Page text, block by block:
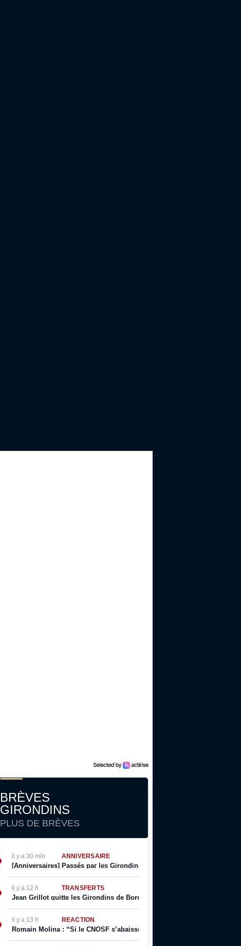
BRÈVES
GIRONDINS
PLUS DE BRÈVES
il y a 30 min ANNIVERSAIRE
[Anniversaires] Passés par les Girondins, Patrick Sanz fête son
il y a 12 h TRANSFERTS
Jean Grillot quitte les Girondins de Bordeaux
il y a 13 h RÉACTION
Romain Molina : “Si le CNOSF s’abaisse à ne pas respecter ses